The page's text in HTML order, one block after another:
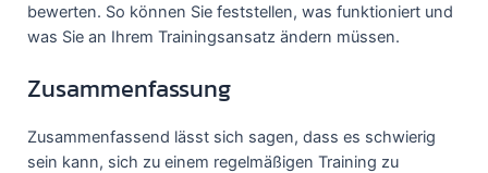
bewerten. So können Sie feststellen, was funktioniert und
was Sie an Ihrem Trainingsansatz ändern müssen.
Zusammenfassung
Zusammenfassend lässt sich sagen, dass es schwierig
sein kann, sich zu einem regelmäßigen Training zu